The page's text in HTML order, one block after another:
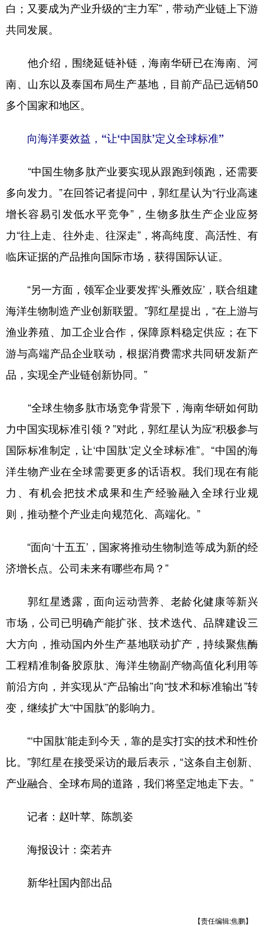
白；又要成为产业升级的“主力军”，带动产业链上下游
共同发展。
他介绍，围绕延链补链，海南华研已在海南、河
南、山东以及泰国布局生产基地，目前产品已远销50
多个国家和地区。
向海洋要效益，“让‘中国肽’定义全球标准”
“中国生物多肽产业要实现从跟跑到领跑，还需要
多向发力。”在回答记者提问中，郭红星认为“行业高速
增长容易引发低水平竞争”，生物多肽生产企业应努
力“往上走、往外走、往深走”，将高纯度、高活性、有
临床证据的产品推向国际市场，获得国际认证。
“另一方面，领军企业要发挥‘头雁效应’，联合组建
海洋生物制造产业创新联盟。”郭红星提出，“在上游与
渔业养殖、加工企业合作，保障原料稳定供应；在下
游与高端产品企业联动，根据消费需求共同研发新产
品，实现全产业链创新协同。”
“全球生物多肽市场竞争背景下，海南华研如何助
力中国实现标准引领？”对此，郭红星认为应“积极参与
国际标准制定，让‘中国肽’定义全球标准”。“中国的海
洋生物产业在全球需要更多的话语权。我们现在有能
力、有机会把技术成果和生产经验融入全球行业规
则，推动整个产业走向规范化、高端化。”
“面向‘十五五’，国家将推动生物制造等成为新的经
济增长点。公司未来有哪些布局？”
郭红星透露，面向运动营养、老龄化健康等新兴
市场，公司已明确产能扩张、技术迭代、品牌建设三
大方向，推动国内外生产基地联动扩产，持续聚焦酶
工程精准制备胶原肽、海洋生物副产物高值化利用等
前沿方向，并实现从“产品输出”向“技术和标准输出”转
变，继续扩大“中国肽”的影响力。
“‘中国肽’能走到今天，靠的是实打实的技术和性价
比。”郭红星在接受采访的最后表示，“这条自主创新、
产业融合、全球布局的道路，我们将坚定地走下去。”
记者：赵叶苹、陈凯姿
海报设计：栾若卉
新华社国内部出品
【责任编辑:焦鹏】